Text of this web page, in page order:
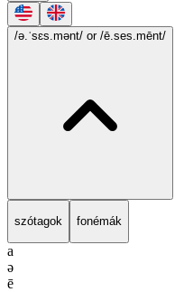
/ə.ˈsɛs.mənt/ or /ē.ses.mēnt/
szótagok fonémák
a
ə
ē